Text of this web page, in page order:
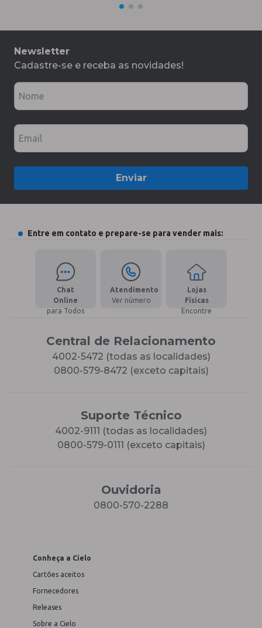
Newsletter
Cadastre-se e receba as novidades!
Nome
Email
Enviar
Entre em contato e prepare-se para vender mais:
Chat
Online
para Todos
Atendimento
Ver número
Lojas
Físicas
Encontre
Central de Relacionamento
4002-5472 (todas as localidades)
0800-579-8472 (exceto capitais)
Suporte Técnico
4002-9111 (todas as localidades)
0800-579-0111 (exceto capitais)
Ouvidoria
0800-570-2288
Conheça a Cielo
Cartões aceitos
Fornecedores
Releases
Sobre a Cielo